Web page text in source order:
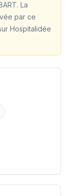
. La
par ce
Hospitalidée